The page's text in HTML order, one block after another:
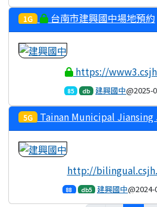
1G 台南市建興國中場地預約
https://
85 db 建興國中@2025-
5G Tainan Municipal
http://
88 db5 建興國中@2024-